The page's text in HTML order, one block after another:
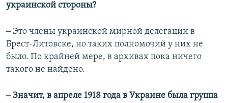
украинской стороны?
‒ Это члены украинской мирной делегации в
Брест-Литовске, но таких полномочий у них не
было. По крайней мере, в архивах пока ничего
такого не найдено.
‒ Значит, в апреле 1918 года в Украине была группа